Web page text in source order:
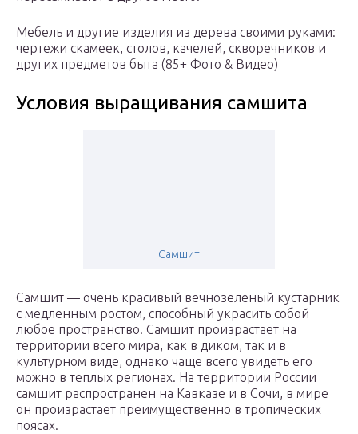
Мебель и другие изделия из дерева своими руками:
чертежи скамеек, столов, качелей, скворечников и
других предметов быта (85+ Фото & Видео)
Условия выращивания самшита
Самшит
Самшит — очень красивый вечнозеленый кустарник
с медленным ростом, способный украсить собой
любое пространство. Самшит произрастает на
территории всего мира, как в диком, так и в
культурном виде, однако чаще всего увидеть его
можно в теплых регионах. На территории России
самшит распространен на Кавказе и в Сочи, в мире
он произрастает преимущественно в тропических
поясах.